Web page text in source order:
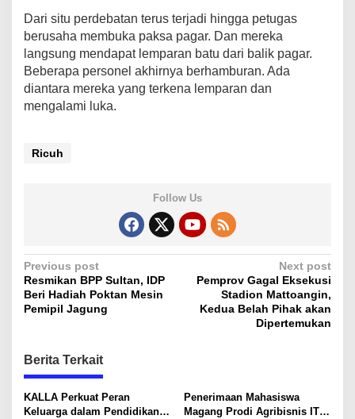
k
h
i
R
i
Dari situ perdebatan terus terjadi hingga petugas
berusaha membuka paksa pagar. Dan mereka
langsung mendapat lemparan batu dari balik pagar.
Beberapa personel akhirnya berhamburan. Ada
diantara mereka yang terkena lemparan dan
mengalami luka.
Ricuh
Follow Us
P
o
s
n
a
v
Previous post
Resmikan BPP Sultan, IDP
Beri Hadiah Poktan Mesin
Pemipil Jagung
Next post
Pemprov Gagal Eksekusi
Stadion Mattoangin,
Kedua Belah Pihak akan
Dipertemukan
Berita Terkait
KALLA Perkuat Peran
Keluarga dalam Pendidikan
Penerimaan Mahasiswa
Magang Prodi Agribisnis ITP